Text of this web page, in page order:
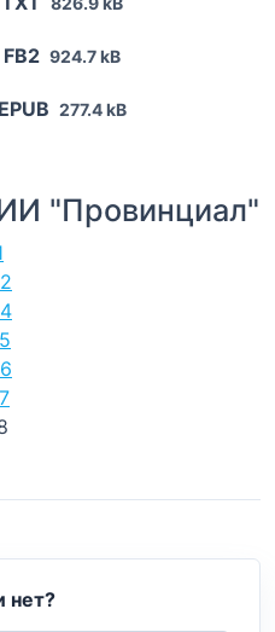
924.7 kB
277.4 kB
"Провинциал"
нет?